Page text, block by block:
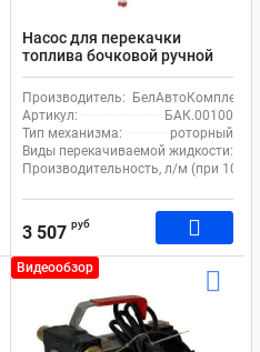
Насос для перекачки
топлива бочковой ручной
Титан БелАк
Производитель: БелАвтоКомплект
Артикул:
БАК.00100
Тип механизма:
роторный
Виды перекачиваемой жидкости:
Производительность, л/м (при 100
3 507 руб
Видеообзор